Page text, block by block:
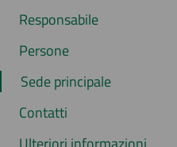
Responsabile
Persone
Sede principale
Contatti